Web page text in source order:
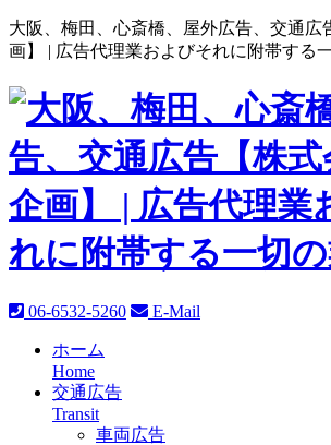
大阪、梅田、心斎橋、屋外広告、交通広
画】 | 広告代理業およびそれに附帯する
06-6532-5260 E-Mail
ホーム
Home
交通広告
Transit
車両広告